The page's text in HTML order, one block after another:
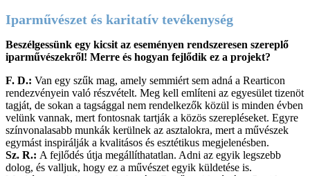
Iparművészet és karitatív tevékenység
Beszélgessünk egy kicsit az eseményen rendszeresen szereplő
iparművészekről! Merre és hogyan fejlődik ez a projekt?
F. D.: Van egy szűk mag, amely semmiért sem adná a Rearticon
rendezvényein való részvételt. Meg kell említeni az egyesület tizenöt
tagját, de sokan a tagsággal nem rendelkezők közül is minden évben
velünk vannak, mert fontosnak tartják a közös szerepléseket. Egyre
színvonalasabb munkák kerülnek az asztalokra, mert a művészek
egymást inspirálják a kvalitásos és esztétikus megjelenésben.
Sz. R.: A fejlődés útja megállíthatatlan. Adni az egyik legszebb
dolog, és valljuk, hogy ez a művészet egyik küldetése is.